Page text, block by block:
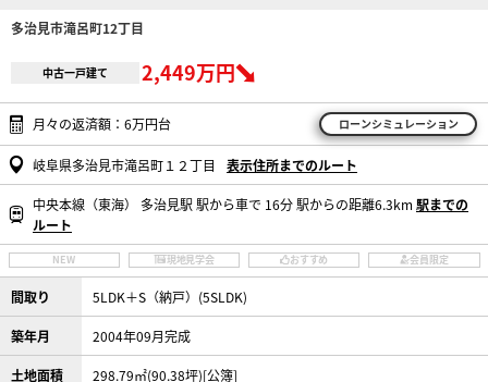
多治見市滝呂町12丁目
中古一戸建て 2,449万円
月々の返済額：6万円台 ローンシミュレーション
岐阜県多治見市滝呂町１２丁目 表示住所までのルート
中央本線（東海） 多治見駅 駅から車で 16分 駅からの距離6.3km 駅までの
ルート
NEW 現地見学会 おすすめ 会員限定
間取り 5LDK＋S（納戸）(5SLDK)
築年月 2004年09月完成
土地面積 298.79㎡(90.38坪)[公簿]